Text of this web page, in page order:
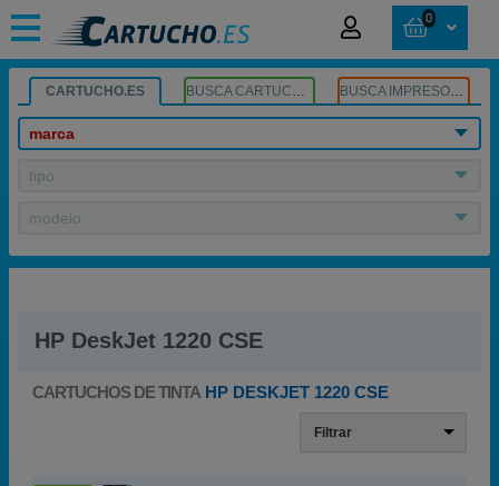
0
CARTUCHO.ES BUSCA CARTUCHOS BUSCA IMPRESORA
marca
tipo
modelo
HP DeskJet 1220 CSE
CARTUCHOS DE TINTA HP DESKJET 1220 CSE
Filtrar